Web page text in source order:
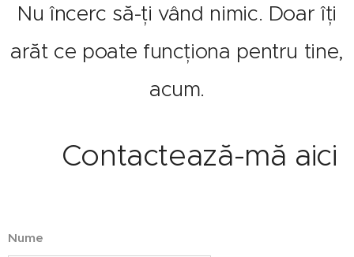
Nu încerc să-ți vând nimic. Doar îți
arăt ce poate funcționa pentru tine,
acum.
📩 Contactează-mă aici
Nume